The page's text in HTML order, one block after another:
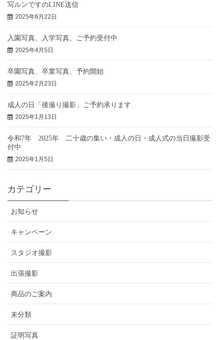
写ルンですのLINE送信
2025年6月22日
入園写真、入学写真、ご予約受付中
2025年4月5日
卒園写真、卒業写真、予約開始
2025年2月23日
成人の日「後撮り撮影」ご予約承ります
2025年1月13日
令和7年 2025年 二十歳の集い・成人の日・成人式の当日撮影受
付中
2025年1月5日
カテゴリー
お知らせ
キャンペーン
スタジオ撮影
出張撮影
商品のご案内
未分類
証明写真